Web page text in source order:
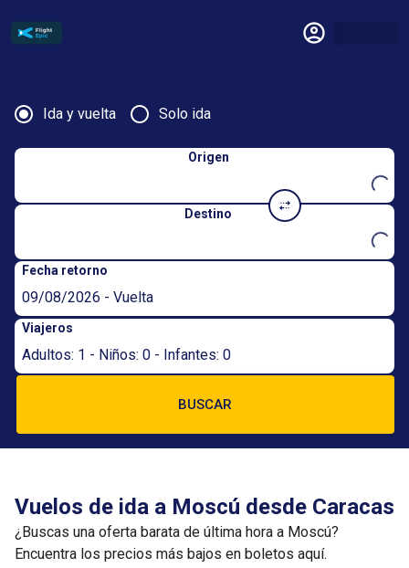
Ida y vuelta Solo ida
Origen
Destino
Fecha retorno
09/08/2026 - Vuelta
Viajeros
Adultos: 1 - Niños: 0 - Infantes: 0
BUSCAR
Vuelos de ida a Moscú desde Caracas
¿Buscas una oferta barata de última hora a Moscú?
Encuentra los precios más bajos en boletos aquí.